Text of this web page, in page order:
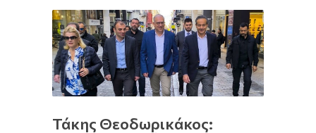
Τάκης Θεοδωρικάκος: